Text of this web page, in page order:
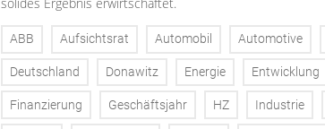
ABB Aufsichtsrat Automobil Automotive
Deutschland Donawitz Energie Entwicklung
Finanzierung Geschäftsjahr HZ Industrie